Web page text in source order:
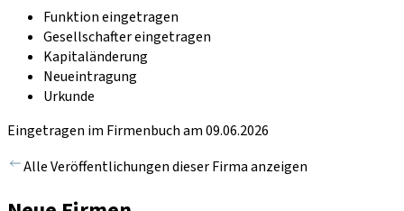
Funktion eingetragen
Gesellschafter eingetragen
Kapitaländerung
Neueintragung
Urkunde
Eingetragen im Firmenbuch am 09.06.2026
Alle Veröffentlichungen dieser Firma anzeigen